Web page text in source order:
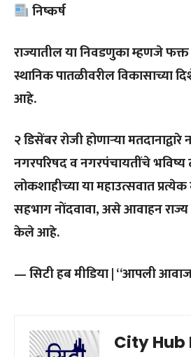
निष्कर्ष
राज्यातील या निवडणुका म्हणजे
स्थानिक पातळीवरील विकासाच्या
आहे.
२ डिसेंबर रोजी होणाऱ्या
नगरपरिषद व नगरपंचायतींचे
लोकशाहीच्या या महाउत्सवात
सहभाग नोंदवावा, असे आवाहन
केले आहे.
— सिटी हब मीडिया | “आपली
City Hub